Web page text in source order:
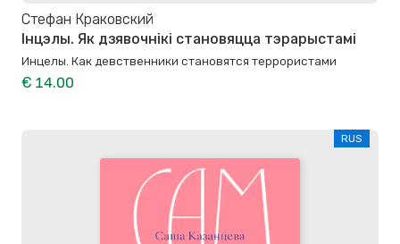
Стефан Краковский
Інцэлы. Як дзявочнікі становяцца тэрарыстамі
Инцелы. Как девственники становятся террористами
€ 14.00
RUS